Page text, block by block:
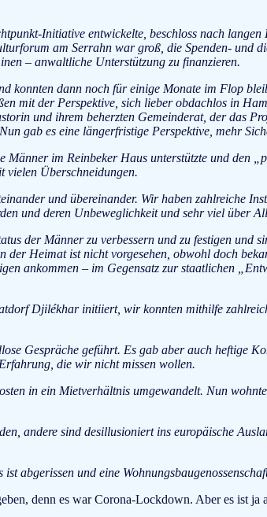
Initiative entwickelte, beschloss nach
am Serrahn war groß, die Spenden- und
– anwaltliche Unterstützung zu finanzieren.
dann noch für einige Monate im Flop
mit der Perspektive, sich lieber obdachlos in
und ihrem beherzten Gemeinderat, der das
gab es eine längerfristige Perspektive, mehr
im Reinbeker Haus unterstützte und den
vielen Überschneidungen.
und übereinander. Wir haben zahlreiche
und deren Unbeweglichkeit und sehr viel über
der Männer zu verbessern und zu festigen und
Heimat ist nicht vorgesehen, obwohl doch
ankommen – im Gegensatz zur staatlichen
Djilékhar initiiert, wir konnten mithilfe
Gespräche geführt. Es gab aber auch heftige
die wir nicht missen wollen.
in ein Mietverhältnis umgewandelt. Nun
andere sind desillusioniert ins europäische
abgerissen und eine
denn es war Corona-Lockdown. Aber es ist